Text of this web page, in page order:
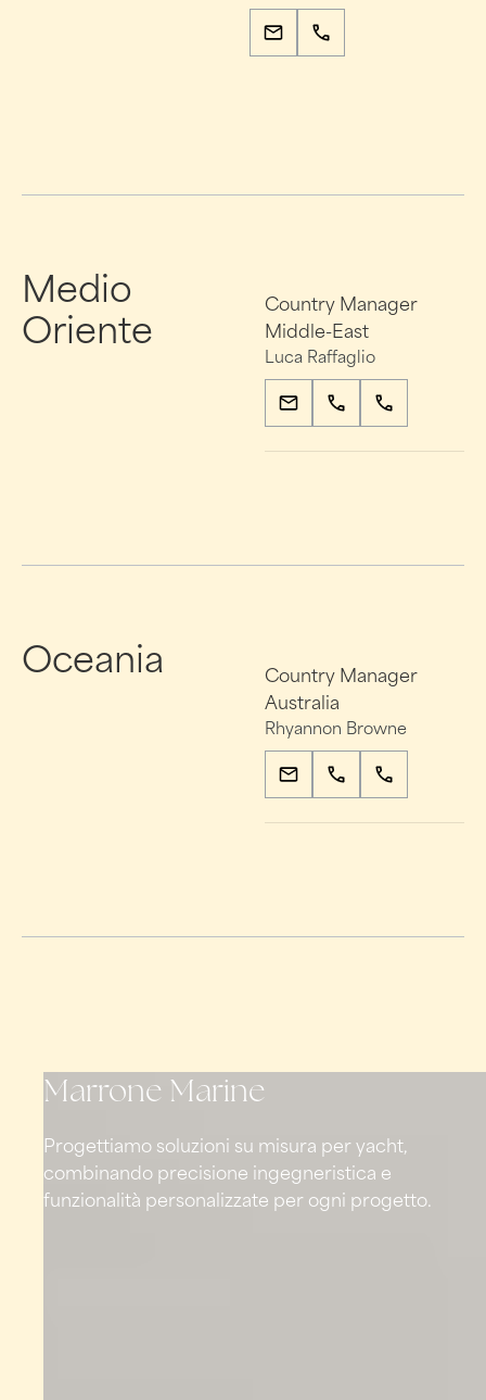
Medio
Oriente
Country Manager
Middle-East
Luca Raffaglio
Oceania
Country Manager
Australia
Rhyannon Browne
Marrone Marine
Progettiamo soluzioni su misura per yacht,
combinando precisione ingegneristica e
funzionalità personalizzate per ogni progetto.